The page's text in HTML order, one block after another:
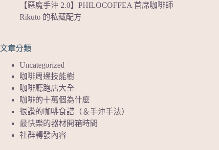
【惡魔手沖 2.0】PHILOCOFFEA 首席咖啡師
Rikuto 的私藏配方
文章分類
Uncategorized
咖啡周邊技能樹
咖啡廳跑店大全
咖啡的十萬個為什麼
很讚的咖啡食譜（＆手沖手法）
最快樂的器材開箱時間
社群轉發內容